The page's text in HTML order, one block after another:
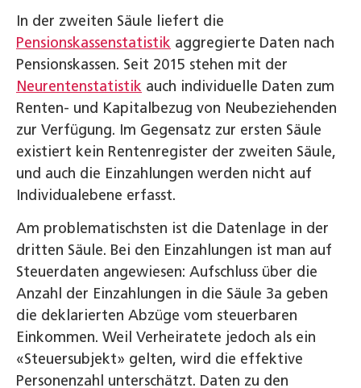
In der zweiten Säule liefert die
Pensionskassenstatistik aggregierte Daten nach
Pensionskassen. Seit 2015 stehen mit der
Neurentenstatistik auch individuelle Daten zum
Renten- und Kapitalbezug von Neubeziehenden
zur Verfügung. Im Gegensatz zur ersten Säule
existiert kein Rentenregister der zweiten Säule,
und auch die Einzahlungen werden nicht auf
Individualebene erfasst.
Am problematischsten ist die Datenlage in der
dritten Säule. Bei den Einzahlungen ist man auf
Steuerdaten angewiesen: Aufschluss über die
Anzahl der Einzahlungen in die Säule 3a geben
die deklarierten Abzüge vom steuerbaren
Einkommen. Weil Verheiratete jedoch als ein
«Steuersubjekt» gelten, wird die effektive
Personenzahl unterschätzt. Daten zu den